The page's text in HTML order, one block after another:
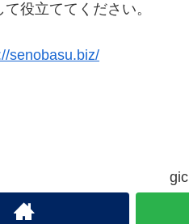
役立ててください。
senobasu.biz/